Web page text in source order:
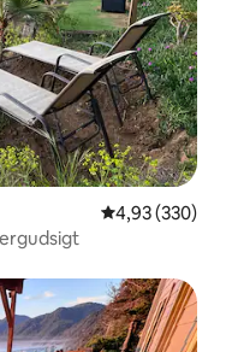
4,93 ud af 5 i
4,93 (330)